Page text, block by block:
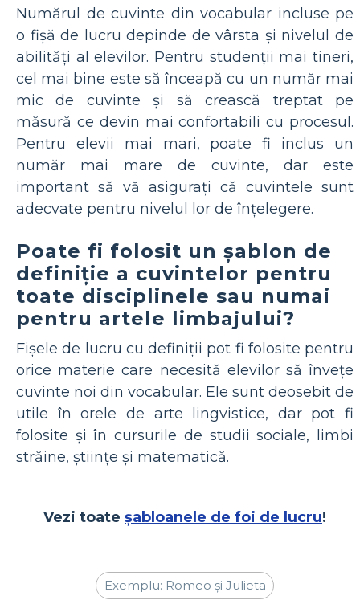
Numărul de cuvinte din vocabular incluse pe
o fișă de lucru depinde de vârsta și nivelul de
abilități al elevilor. Pentru studenții mai tineri,
cel mai bine este să înceapă cu un număr mai
mic de cuvinte și să crească treptat pe
măsură ce devin mai confortabili cu procesul.
Pentru elevii mai mari, poate fi inclus un
număr mai mare de cuvinte, dar este
important să vă asigurați că cuvintele sunt
adecvate pentru nivelul lor de înțelegere.
Poate fi folosit un șablon de
definiție a cuvintelor pentru
toate disciplinele sau numai
pentru artele limbajului?
Fișele de lucru cu definiții pot fi folosite pentru
orice materie care necesită elevilor să învețe
cuvinte noi din vocabular. Ele sunt deosebit de
utile în orele de arte lingvistice, dar pot fi
folosite și în cursurile de studii sociale, limbi
străine, științe și matematică.
Vezi toate șabloanele de foi de lucru!